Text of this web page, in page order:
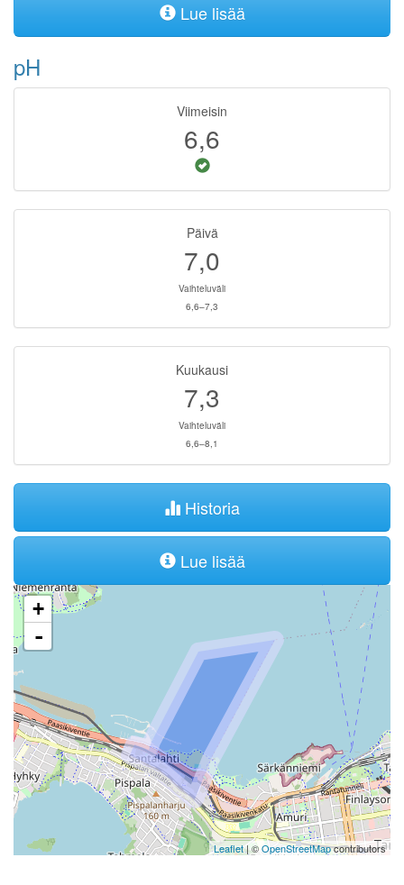
Lue lisää
pH
Viimeisin
6,6
Päivä
7,0
Vaihteluväli
6,6–7,3
Kuukausi
7,3
Vaihteluväli
6,6–8,1
Historia
Lue lisää
+
-
Leaflet| ©OpenStreetMapcontributors